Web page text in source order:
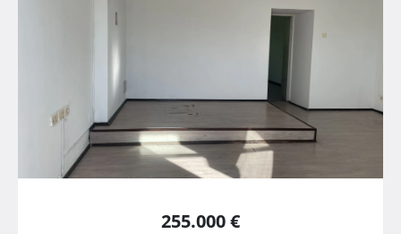
255.000 €